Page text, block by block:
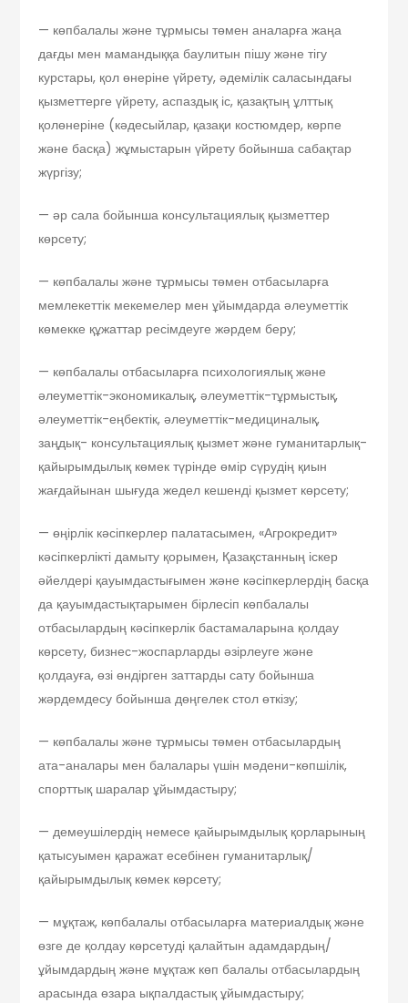
— көпбалалы және тұрмысы төмен аналарға жаңа
дағды мен мамандыққа баулитын пішу және тігу
курстары, қол өнеріне үйрету, әдемілік саласындағы
қызметтерге үйрету, аспаздық іс, қазақтың ұлттық
қолөнеріне (кәдесыйлар, қазақи костюмдер, көрпе
және басқа) жұмыстарын үйрету бойынша сабақтар
жүргізу;
— әр сала бойынша консультациялық қызметтер
көрсету;
— көпбалалы және тұрмысы төмен отбасыларға
мемлекеттік мекемелер мен ұйымдарда әлеуметтік
көмекке құжаттар ресімдеуге жәрдем беру;
— көпбалалы отбасыларға психологиялық және
әлеуметтік-экономикалық, әлеуметтік-тұрмыстық,
әлеуметтік-еңбектік, әлеуметтік-медициналық,
заңдық- консультациялық қызмет және гуманитарлық-
қайырымдылық көмек түрінде өмір сүрудің қиын
жағдайынан шығуда жедел кешенді қызмет көрсету;
— өңірлік кәсіпкерлер палатасымен, «Агрокредит»
кәсіпкерлікті дамыту қорымен, Қазақстанның іскер
әйелдері қауымдастығымен және кәсіпкерлердің басқа
да қауымдастықтарымен бірлесіп көпбалалы
отбасылардың кәсіпкерлік бастамаларына қолдау
көрсету, бизнес-жоспарларды әзірлеуге және
қолдауға, өзі өндірген заттарды сату бойынша
жәрдемдесу бойынша дөңгелек стол өткізу;
— көпбалалы және тұрмысы төмен отбасылардың
ата-аналары мен балалары үшін мәдени-көпшілік,
спорттық шаралар ұйымдастыру;
— демеушілердің немесе қайырымдылық қорларының
қатысуымен қаражат есебінен гуманитарлық/
қайырымдылық көмек көрсету;
— мұқтаж, көпбалалы отбасыларға материалдық және
өзге де қолдау көрсетуді қалайтын адамдардың/
ұйымдардың және мұқтаж көп балалы отбасылардың
арасында өзара ықпалдастық ұйымдастыру;